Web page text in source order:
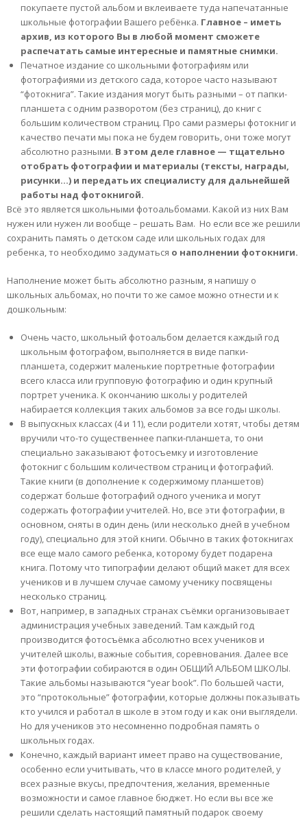
покупаете пустой альбом и вклеиваете туда напечатанные
школьные фотографии Вашего ребёнка. Главное – иметь
архив, из которого Вы в любой момент сможете
распечатать самые интересные и памятные снимки.
Печатное издание со школьными фотографиям или
фотографиями из детского сада, которое часто называют
“фотокнига”. Такие издания могут быть разными – от папки-
планшета с одним разворотом (без страниц), до книг с
большим количеством страниц. Про сами размеры фотокниг и
качество печати мы пока не будем говорить, они тоже могут
абсолютно разными. В этом деле главное — тщательно
отобрать фотографии и материалы (тексты, награды,
рисунки…) и передать их специалисту для дальнейшей
работы над фотокнигой.
Всё это является школьными фотоальбомами. Какой из них Вам
нужен или нужен ли вообще – решать Вам. Но если все же решили
сохранить память о детском саде или школьных годах для
ребенка, то необходимо задуматься о наполнении фотокниги.
Наполнение может быть абсолютно разным, я напишу о
школьных альбомах, но почти то же самое можно отнести и к
дошкольным:
Очень часто, школьный фотоальбом делается каждый год
школьным фотографом, выполняется в виде папки-
планшета, содержит маленькие портретные фотографии
всего класса или групповую фотографию и один крупный
портрет ученика. К окончанию школы у родителей
набирается коллекция таких альбомов за все годы школы.
В выпускных классах (4 и 11), если родители хотят, чтобы детям
вручили что-то существеннее папки-планшета, то они
специально заказывают фотосъемку и изготовление
фотокниг с большим количеством страниц и фотографий.
Такие книги (в дополнение к содержимому планшетов)
содержат больше фотографий одного ученика и могут
содержать фотографии учителей. Но, все эти фотографии, в
основном, сняты в один день (или несколько дней в учебном
году), специально для этой книги. Обычно в таких фотокнигах
все еще мало самого ребенка, которому будет подарена
книга. Потому что типографии делают общий макет для всех
учеников и в лучшем случае самому ученику посвящены
несколько страниц.
Вот, например, в западных странах съёмки организовывает
администрация учебных заведений. Там каждый год
производится фотосъёмка абсолютно всех учеников и
учителей школы, важные события, соревнования. Далее все
эти фотографии собираются в один ОБЩИЙ АЛЬБОМ ШКОЛЫ.
Такие альбомы называются “year book”. По большей части,
это “протокольные” фотографии, которые должны показывать
кто учился и работал в школе в этом году и как они выглядели.
Но для учеников это несомненно подробная память о
школьных годах.
Конечно, каждый вариант имеет право на существование,
особенно если учитывать, что в классе много родителей, у
всех разные вкусы, предпочтения, желания, временные
возможности и самое главное бюджет. Но если вы все же
решили сделать настоящий памятный подарок своему